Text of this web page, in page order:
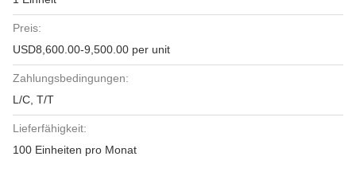
Preis:
USD8,600.00-9,500.00 per unit
Zahlungsbedingungen:
L/C, T/T
Lieferfähigkeit:
100 Einheiten pro Monat